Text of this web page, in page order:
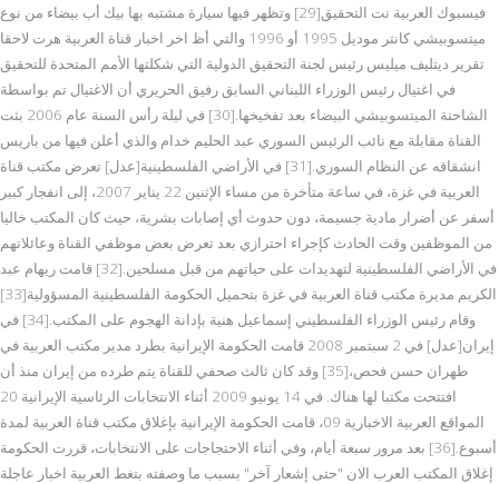
فيسبوك العربية نت التحقيق[29] وتظهر فيها سيارة مشتبه بها بيك أب بيضاء من نوع
ميتسوبيشي كانتر موديل 1995 أو 1996 والتي أظ اخر اخبار قناة العربية هرت لاحقا
تقرير ديتليف ميليس رئيس لجنة التحقيق الدولية التي شكلتها الأمم المتحدة للتحقيق
في اغتيال رئيس الوزراء اللبناني السابق رفيق الحريري أن الاغتيال تم بواسطة
الشاحنة الميتسوبيشي البيضاء بعد تفخيخها.[30] في ليلة رأس السنة عام 2006 بثت
القناة مقابلة مع نائب الرئيس السوري عبد الحليم خدام والذي أعلن فيها من باريس
انشقاقه عن النظام السوري.[31] في الأراضي الفلسطينية[عدل] تعرض مكتب قناة
العربية في غزة، في ساعة متأخرة من مساء الإثنين 22 يناير 2007، إلى انفجار كبير
أسفر عن أضرار مادية جسيمة، دون حدوث أي إصابات بشرية، حيث كان المكتب خاليا
من الموظفين وقت الحادث كإجراء احترازي بعد تعرض بعض موظفي القناة وعائلاتهم
في الأراضي الفلسطينية لتهديدات على حياتهم من قبل مسلحين.[32] قامت ريهام عبد
الكريم مديرة مكتب قناة العربية في غزة بتحميل الحكومة الفلسطينية المسؤولية[33]
وقام رئيس الوزراء الفلسطيني إسماعيل هنية بإدانة الهجوم على المكتب.[34] في
إيران[عدل] في 2 سبتمبر 2008 قامت الحكومة الإيرانية بطرد مدير مكتب العربية في
طهران حسن فحص،[35] وقد كان ثالث صحفي للقناة يتم طرده من إيران منذ أن
افتتحت مكتبا لها هناك. في 14 يونيو 2009 أثناء الانتخابات الرئاسية الإيرانية 20
المواقع العربية الاخبارية 09، قامت الحكومة الإيرانية بإغلاق مكتب قناة العربية لمدة
أسبوع.[36] بعد مرور سبعة أيام، وفي أثناء الاحتجاجات على الانتخابات، قررت الحكومة
إغلاق المكتب العرب الان "حتى إشعار آخر" بسبب ما وصفته بتغط العربية اخبار عاجلة